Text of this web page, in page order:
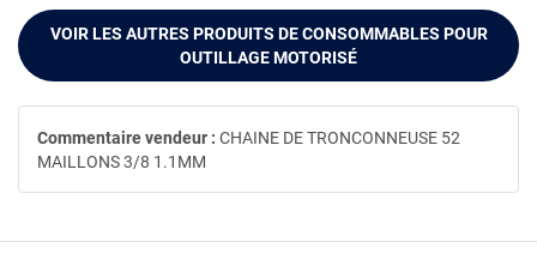
Commentaire vendeur : CHAINE DE TRONCONNEUSE 52
MAILLONS 3/8 1.1MM
VOIR LES AUTRES PRODUITS DE CONSOMMABLES POUR
OUTILLAGE MOTORISÉ